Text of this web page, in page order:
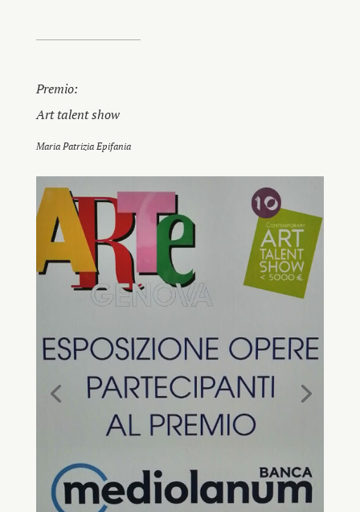
Premio:
Art talent show
Maria Patrizia Epifania